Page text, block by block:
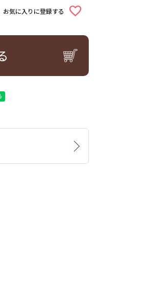
お気に入りに登録する